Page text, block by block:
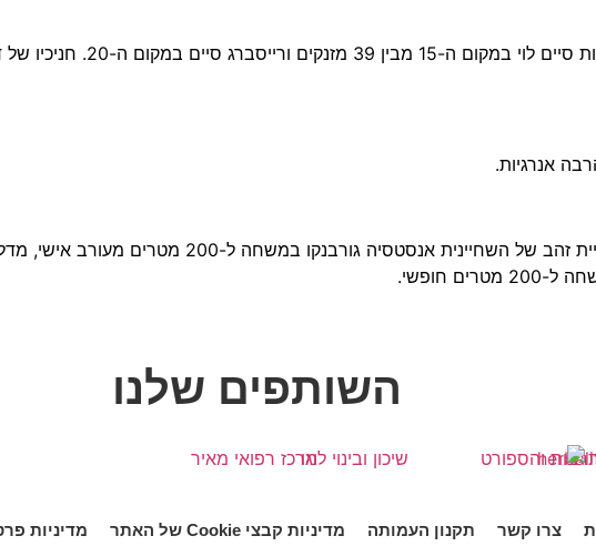
אתמול במרוץ הקריטריום, שנעל את
אנרגיות.
משלחת ישראל השיגה בארגנטינה שלוש מדליות: מדליית זהב של
חופשי.
השותפים שלנו
צרו קשר תקנון העמותה מדיניות קבצי Cookie של האתר מדיניות